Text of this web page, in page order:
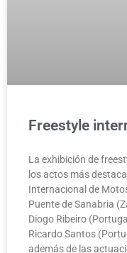
Freestyle
La exhibición de
los actos más
Internacional de
Puente de Sanabria
Diogo Ribeiro
Ricardo Santos
además de las